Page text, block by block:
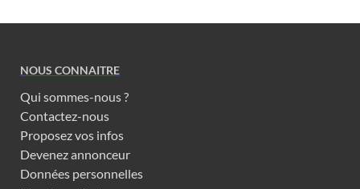
NOUS CONNAITRE
Qui sommes-nous ?
Contactez-nous
Proposez vos infos
Devenez annonceur
Données personnelles